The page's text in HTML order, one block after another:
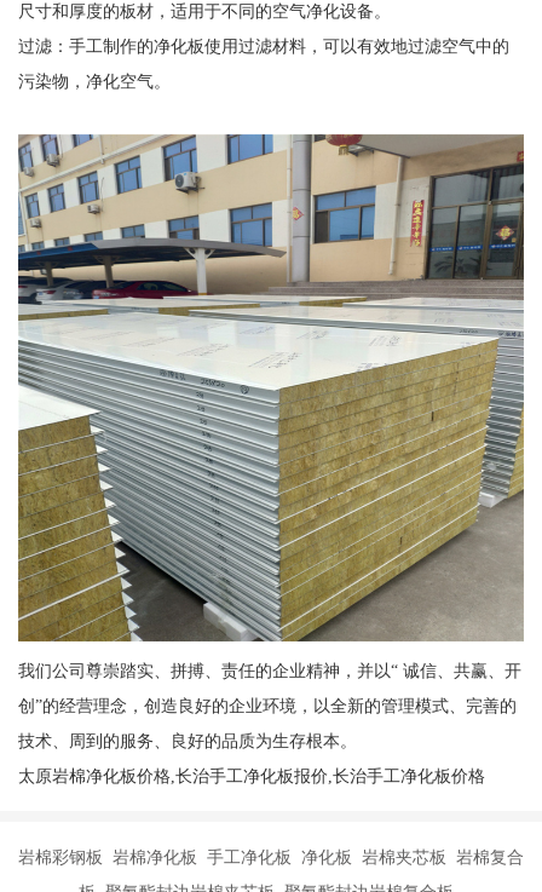
尺寸和厚度的板材，适用于不同的空气净化设备。
过滤：手工制作的净化板使用过滤材料，可以有效地过滤空气中的
污染物，净化空气。
我们公司尊崇踏实、拼搏、责任的企业精神，并以“ 诚信、共赢、开
创”的经营理念，创造良好的企业环境，以全新的管理模式、完善的
技术、周到的服务、良好的品质为生存根本。
太原岩棉净化板价格,长治手工净化板报价,长治手工净化板价格
岩棉彩钢板 岩棉净化板 手工净化板 净化板 岩棉夹芯板 岩棉复合